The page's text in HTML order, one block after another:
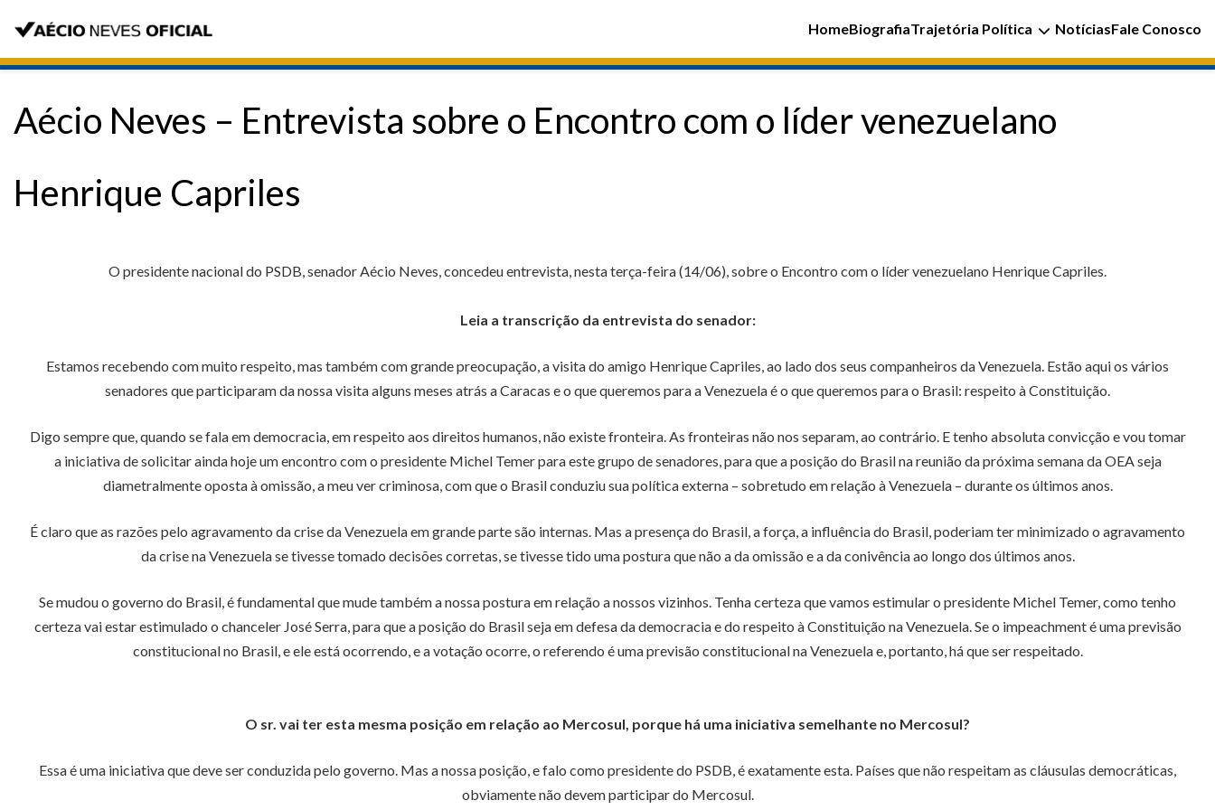
HomeBiografiaTrajetória Política NotíciasFale Conosco
Aécio Neves – Entrevista sobre o Encontro com o líder venezuelano
Henrique Capriles
O presidente nacional do PSDB, senador Aécio Neves, concedeu entrevista, nesta terça-feira (14/06), sobre o Encontro com o líder venezuelano Henrique Capriles.
Leia a transcrição da entrevista do senador:
Estamos recebendo com muito respeito, mas também com grande preocupação, a visita do amigo Henrique Capriles, ao lado dos seus companheiros da Venezuela. Estão aqui os vários
senadores que participaram da nossa visita alguns meses atrás a Caracas e o que queremos para a Venezuela é o que queremos para o Brasil: respeito à Constituição.
Digo sempre que, quando se fala em democracia, em respeito aos direitos humanos, não existe fronteira. As fronteiras não nos separam, ao contrário. E tenho absoluta convicção e vou tomar
a iniciativa de solicitar ainda hoje um encontro com o presidente Michel Temer para este grupo de senadores, para que a posição do Brasil na reunião da próxima semana da OEA seja
diametralmente oposta à omissão, a meu ver criminosa, com que o Brasil conduziu sua política externa – sobretudo em relação à Venezuela – durante os últimos anos.
É claro que as razões pelo agravamento da crise da Venezuela em grande parte são internas. Mas a presença do Brasil, a força, a influência do Brasil, poderiam ter minimizado o agravamento
da crise na Venezuela se tivesse tomado decisões corretas, se tivesse tido uma postura que não a da omissão e a da conivência ao longo dos últimos anos.
Se mudou o governo do Brasil, é fundamental que mude também a nossa postura em relação a nossos vizinhos. Tenha certeza que vamos estimular o presidente Michel Temer, como tenho
certeza vai estar estimulado o chanceler José Serra, para que a posição do Brasil seja em defesa da democracia e do respeito à Constituição na Venezuela. Se o impeachment é uma previsão
constitucional no Brasil, e ele está ocorrendo, e a votação ocorre, o referendo é uma previsão constitucional na Venezuela e, portanto, há que ser respeitado.
O sr. vai ter esta mesma posição em relação ao Mercosul, porque há uma iniciativa semelhante no Mercosul?
Essa é uma iniciativa que deve ser conduzida pelo governo. Mas a nossa posição, e falo como presidente do PSDB, é exatamente esta. Países que não respeitam as cláusulas democráticas,
obviamente não devem participar do Mercosul.